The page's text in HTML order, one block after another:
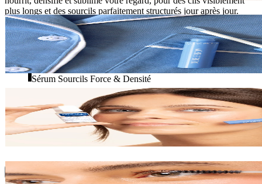
plus longs et des sourcils parfaitement structurés jour après jour.
Sérum pour des cils naturellement plus longs et plus fournis
Sérum Sourcils Force & Densité
Testé sous contrôle ophtalmologique
Conseils d'utilisation